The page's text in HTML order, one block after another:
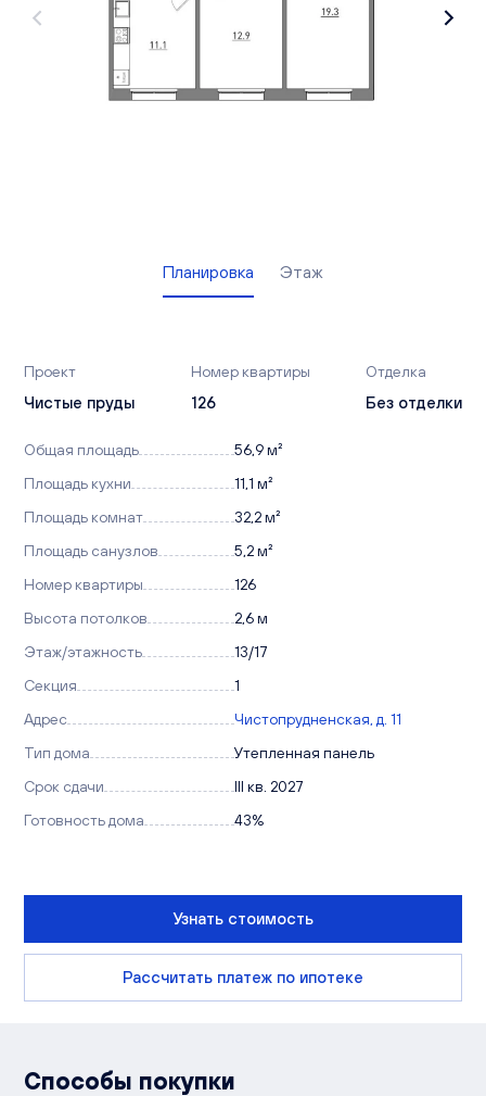
Вакансии
Офисы продаж
Планировка Этаж
Проект
Чистые пруды
Номер квартиры
126
Отделка
Без отделки
Общая площадь
56,9 м²
Площадь кухни
11,1 м²
Площадь комнат
32,2 м²
Площадь санузлов
5,2 м²
Номер квартиры
126
Высота потолков
2,6 м
Этаж/этажность
13/17
Секция
1
Адрес
Чистопрудненская, д. 11
Тип дома
Утепленная панель
Срок сдачи
III кв. 2027
Готовность дома
43%
Узнать стоимость
Рассчитать платеж по ипотеке
Способы покупки